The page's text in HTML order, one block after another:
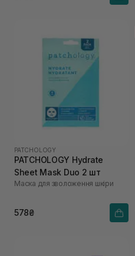
PATCHOLOGY
PATCHOLOGY Hydrate
Sheet Mask Duo 2 шт
Маска для зволоження шкіри
578₴